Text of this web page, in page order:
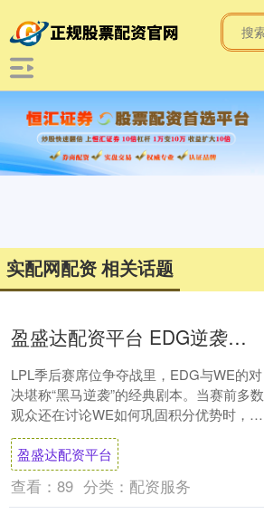
实配网配资 相关话题
盈盛达配资平台 EDG逆袭战术有多绝？这游戏教你破局技巧
LPL季后赛席位争夺战里，EDG与WE的对
决堪称“黑马逆袭”的经典剧本。当赛前多数
观众还在讨论WE如何巩固积分优势时，
EDG却以3:1的比分完成以下克上，用一
场....
盈盛达配资平台
查看： 89 分类： 配资服务